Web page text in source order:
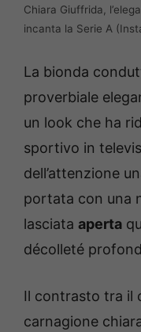
Chiara Giuffrida,
incanta la Serie A
La bionda
proverbiale
un look che ha
sportivo in
dell’attenzione
portata con una
lasciata aperta
décolleté
Il contrasto tra il
carnagione